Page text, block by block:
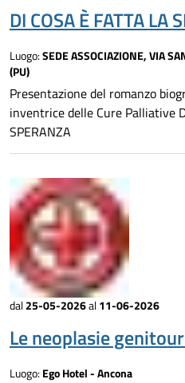
DI COSA È FATTA LA
Luogo:SEDE ASSOCIAZIONE, VIA
(PU)
Presentazione del romanzo
inventrice delle Cure Palliative
SPERANZA
dal25-05-2026al 11-06-2026
Le neoplasie
Luogo: Ego Hotel - Ancona